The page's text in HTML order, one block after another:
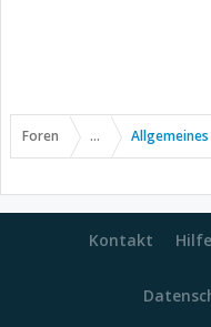
Foren ... Allgemeines
Kontakt Hilfe